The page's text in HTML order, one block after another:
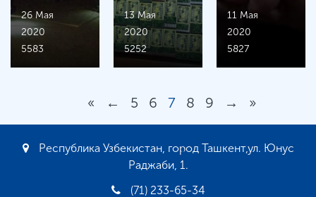
26 Мая
2020
5583
13 Мая
2020
5252
11 Мая
2020
5827
« ← 5 6 7 8 9 → »
Республика Узбекистан, город Ташкент,ул. Юнус
Раджаби, 1.
(71) 233-65-34